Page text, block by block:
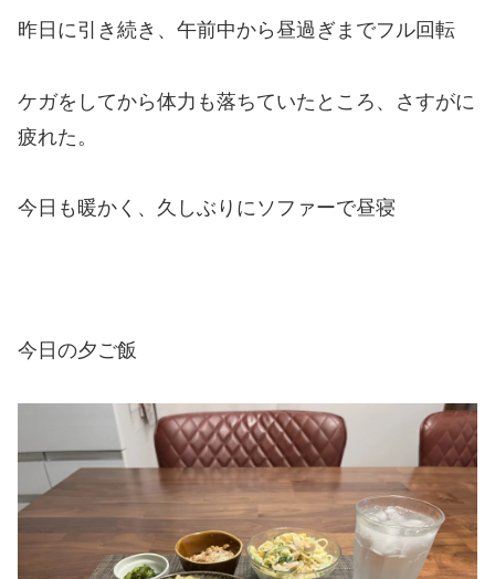
昨日に引き続き、午前中から昼過ぎまでフル回転
ケガをしてから体力も落ちていたところ、さすがに
疲れた。
今日も暖かく、久しぶりにソファーで昼寝
今日の夕ご飯